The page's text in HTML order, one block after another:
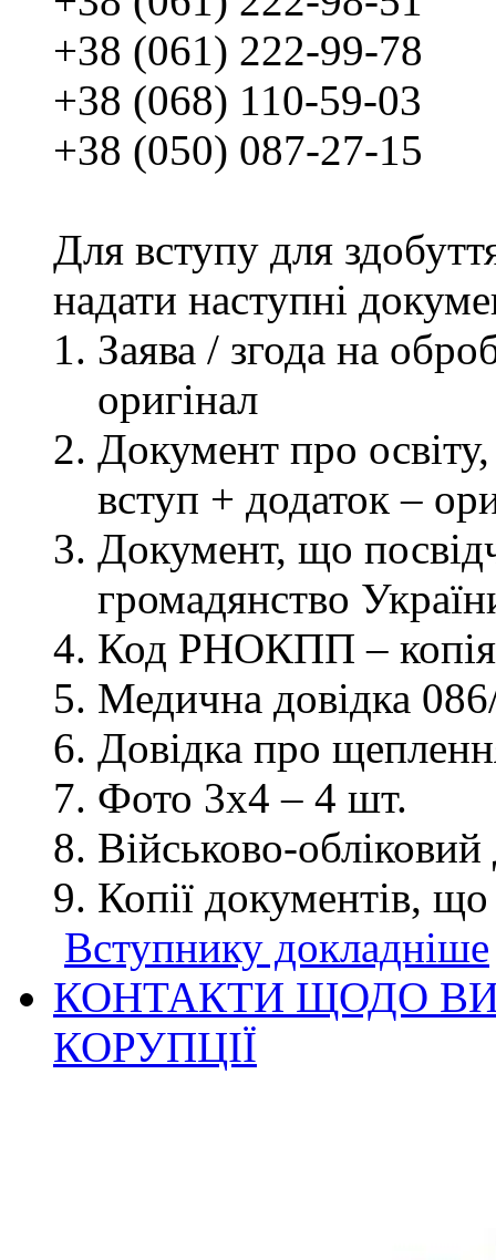
+38 (061) 222-99-78
+38 (068) 110-59-03
+38 (050) 087-27-15
Для вступу для
надати наступні
Заява / згода на
оригінал
Документ про освіту,
вступ + додаток –
Документ, що
громадянство
Код РНОКПП – копія
Медична довідка
Довідка про
Фото 3х4 – 4 шт.
Військово-
Копії документів,
Вступнику докладніше
КОНТАКТИ ЩОДО
КОРУПЦІЇ